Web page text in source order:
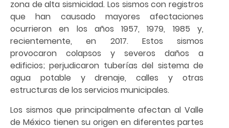
zona de alta sismicidad. Los sismos con registros
que han causado mayores afectaciones
ocurrieron en los años 1957, 1979, 1985 y,
recientemente, en 2017. Estos sismos
provocaron colapsos y severos daños a
edificios; perjudicaron tuberías del sistema de
agua potable y drenaje, calles y otras
estructuras de los servicios municipales.
Los sismos que principalmente afectan al Valle
de México tienen su origen en diferentes partes